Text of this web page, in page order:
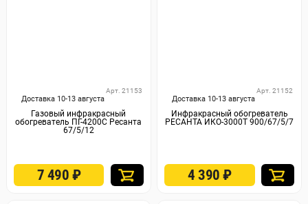
Доставка 10-13 августа
Арт. 21153
Газовый инфракрасный
обогреватель ПГ-4200С Ресанта
67/5/12
7 490 ₽
Доставка 10-13 августа
Арт. 21152
Инфракрасный обогреватель
РЕСАНТА ИКО-3000Т 900/67/5/7
4 390₽